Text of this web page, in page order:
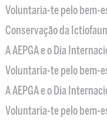
Voluntaria-te pelo bem-
Conservação da
A AEPGA e o Dia
Voluntaria-te pelo bem-
A AEPGA e o Dia
Voluntaria-te pelo bem-